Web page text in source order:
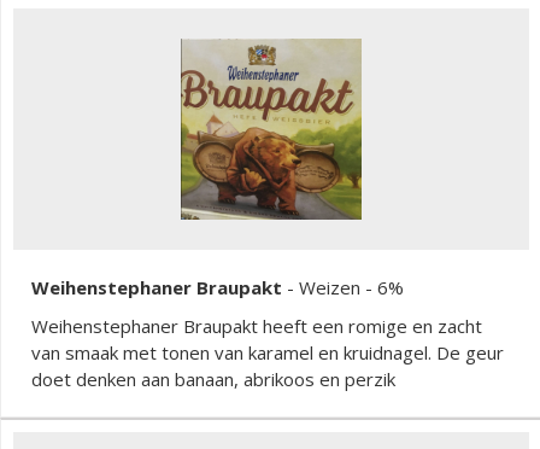
Weihenstephaner Braupakt - Weizen - 6%
Weihenstephaner Braupakt heeft een romige en zacht
van smaak met tonen van karamel en kruidnagel. De geur
doet denken aan banaan, abrikoos en perzik